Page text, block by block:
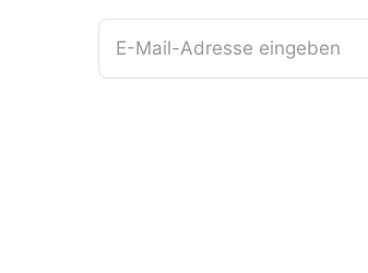
E-Mail-Adresse eingeben